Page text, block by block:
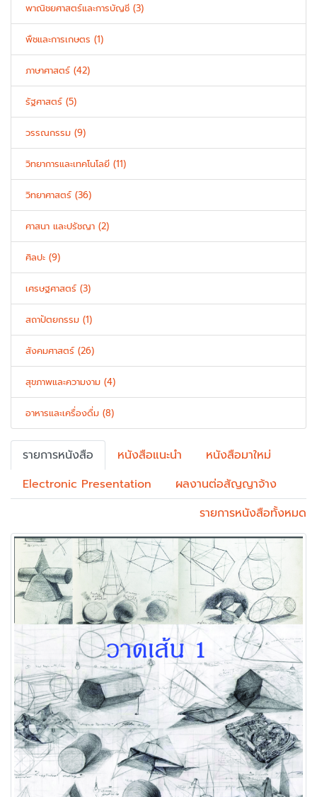
พาณิชยศาสตร์และการบัญชี (3)
พืชและการเกษตร (1)
ภาษาศาสตร์ (42)
รัฐศาสตร์ (5)
วรรณกรรม (9)
วิทยาการและเทคโนโลยี (11)
วิทยาศาสตร์ (36)
ศาสนา และปรัชญา (2)
ศิลปะ (9)
เศรษฐศาสตร์ (3)
สถาปัตยกรรม (1)
สังคมศาสตร์ (26)
สุขภาพและความงาม (4)
อาหารและเครื่องดื่ม (8)
รายการหนังสือ หนังสือแนะนำ
หนังสือมาใหม่
Electronic Presentation
ผลงานต่อสัญญาจ้าง
รายการหนังสือทั้งหมด